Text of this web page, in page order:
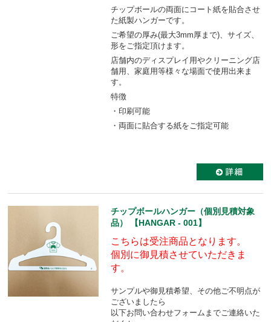
チップボールの両面にコート紙を貼合させ
た紙製ハンガーです。
ご希望の厚み(最大3mm厚まで)、サイズ、
形をご指定頂けます。
店舗内のディスプレイ用やクリーニング店
舗用、家庭用等様々な場面で使用出来ま
す。
特徴
・印刷可能
・両面に貼合する紙をご指定可能
チップボールハンガー（個別見積対象
品） 【HANGAR - 001】
こちらは受注商品となります。
個別に御見積させていただきま
す。
サンプルや御見積希望、その他ご不明点が
ございましたら
以下お問い合わせフォームまでご連絡いた